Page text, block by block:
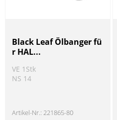
Black Leaf Ölbanger fü
r HAL...
VE 1Stk
NS 14
Artikel-Nr.:221865-80